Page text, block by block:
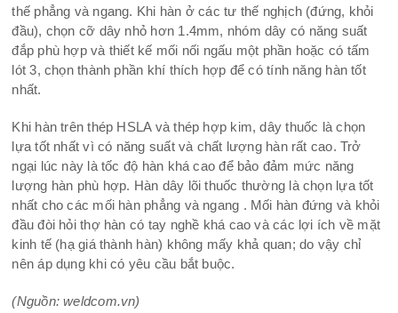
thế phẳng và ngang. Khi hàn ở các tư thế nghịch (đứng, khỏi
đầu), chọn cỡ dây nhỏ hơn 1.4mm, nhóm dây có năng suất
đắp phù hợp và thiết kế mối nối ngấu một phần hoặc có tấm
lót 3, chọn thành phần khí thích hợp để có tính năng hàn tốt
nhất.
Khi hàn trên thép HSLA và thép hợp kim, dây thuốc là chọn
lựa tốt nhất vì có năng suất và chất lượng hàn rất cao. Trở
ngại lúc này là tốc độ hàn khá cao để bảo đảm mức năng
lượng hàn phù hợp. Hàn dây lõi thuốc thường là chọn lựa tốt
nhất cho các mối hàn phẳng và ngang . Mối hàn đứng và khỏi
đầu đòi hỏi thợ hàn có tay nghề khá cao và các lợi ích về mặt
kinh tế (hạ giá thành hàn) không mấy khả quan; do vậy chỉ
nên áp dụng khi có yêu cầu bắt buộc.
(Nguồn: weldcom.vn)